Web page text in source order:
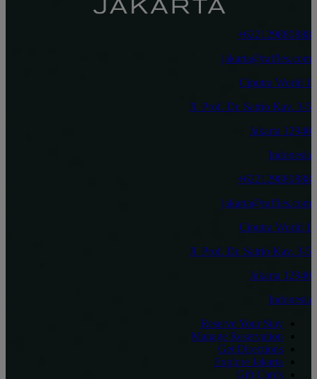
‎+622129880888
jakarta@raffles.com
Ciputra World 1
Jl. Prof. Dr. Satrio Kav. 3-5
12940 Jakarta
Indonesia
‎+622129880888
jakarta@raffles.com
Ciputra World 1
Jl. Prof. Dr. Satrio Kav. 3-5
12940 Jakarta
Indonesia
Reserve Your Stay
Manage Reservation
Get Directions
Explore Jakarta
Gift Cards